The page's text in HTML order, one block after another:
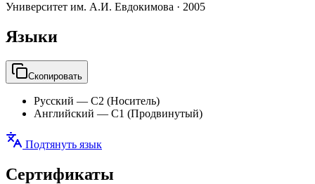
Университет им. А.И. Евдокимова · 2005
Языки
Скопировать
Русский — C2 (Носитель)
Английский — C1 (Продвинутый)
Подтянуть язык
Сертификаты